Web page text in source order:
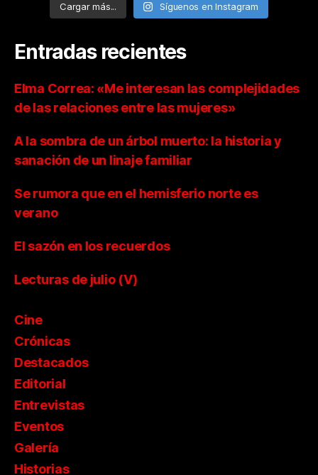
Cargar más... Síguenos en Instagram
Entradas recientes
Elma Correa: «Me interesan las complejidades
de las relaciones entre las mujeres»
A la sombra de un árbol muerto: la historia y
sanación de un linaje familiar
Se rumora que en el hemisferio norte es
verano
El sazón en los recuerdos
Lecturas de julio (V)
Cine
Crónicas
Destacados
Editorial
Entrevistas
Eventos
Galería
Historias